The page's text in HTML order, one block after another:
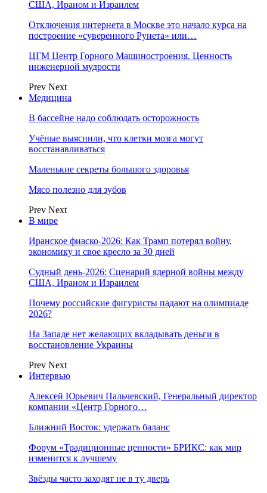
США, Ираном и Израилем
Отключения интернета в Москве это начало курса на
построение «суверенного Рунета» или…
ЦГМ Центр Горного Машиностроения. Ценность
инженерной мудрости
Prev Next
Медицина
В бассейне надо соблюдать осторожность
Учёные выяснили, что клетки мозга могут
восстанавливаться
Маленькие секреты большого здоровья
Мясо полезно для зубов
Prev Next
В мире
Иранское фиаско-2026: Как Трамп потерял войну,
экономику и свое кресло за 30 дней
Судный день-2026: Сценарий ядерной войны между
США, Ираном и Израилем
Почему российские фигуристы падают на олимпиаде
2026?
На Западе нет желающих вкладывать деньги в
восстановление Украины
Prev Next
Интервью
Алексей Юрьевич Пальчевский, Генеральный директор
компании «Центр Горного…
Ближний Восток: удержать баланс
Форум «Традиционные ценности» БРИКС: как мир
изменится к лучшему
Звёзды часто заходят не в ту дверь